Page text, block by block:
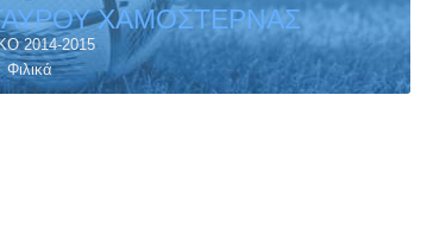
ΧΑΜΟΣΤΕΡΝΑΣ
2014-2015
Φιλικά